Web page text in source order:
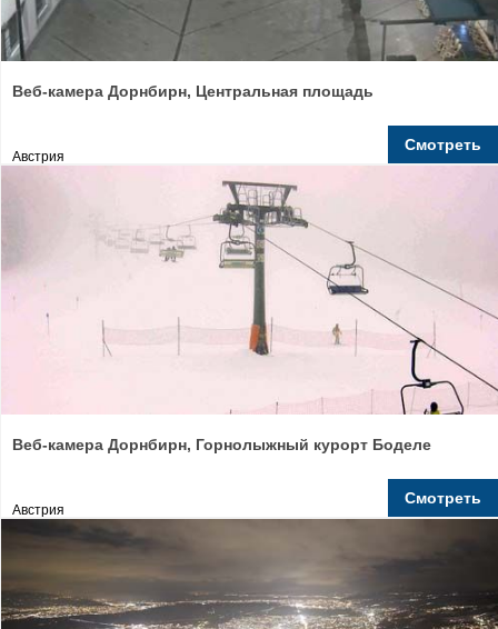
Веб-камера Дорнбирн, Центральная площадь
Австрия
Смотреть
Веб-камера Дорнбирн, Горнолыжный курорт Боделе
Австрия
Смотреть